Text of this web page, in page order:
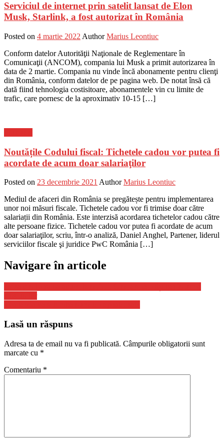
Serviciul de internet prin satelit lansat de Elon
Musk, Starlink, a fost autorizat în România
Posted on 4 martie 2022 Author Marius Leontiuc
Conform datelor Autorităţii Naţionale de Reglementare în
Comunicaţii (ANCOM), compania lui Musk a primit autorizarea în
data de 2 martie. Compania nu vinde încă abonamente pentru clienţi
din România, conform datelor de pe pagina web. De notat însă că
dată fiind tehnologia costisitoare, abonamentele vin cu limite de
trafic, care pornesc de la aproximativ 10-15 […]
Noutățile Codului fiscal: Tichetele cadou vor putea fi
acordate de acum doar salariaţilor
Posted on 23 decembrie 2021 Author Marius Leontiuc
Mediul de afaceri din România se pregătește pentru implementarea
unor noi măsuri fiscale. Tichetele cadou vor fi trimise doar către
salariații din România. Este interzisă acordarea tichetelor cadou către
alte persoane fizice. Tichetele cadou vor putea fi acordate de acum
doar salariaţilor, scriu, într-o analiză, Daniel Anghel, Partener, liderul
serviciilor fiscale şi juridice PwC România […]
Navigare în articole
Lasă un răspuns
Adresa ta de email nu va fi publicată. Câmpurile obligatorii sunt
marcate cu *
Comentariu *